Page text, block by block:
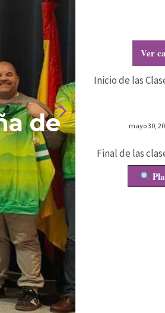
Ver
Inicio de las
mayo 30,
Final de las